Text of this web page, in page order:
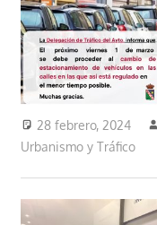
28 febrero, 2024
Urbanismo y Tráfico